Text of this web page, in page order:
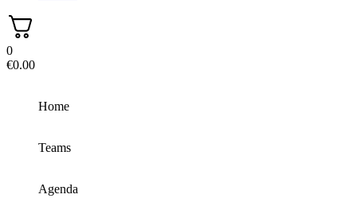
0
€0.00
Home
Teams
Agenda